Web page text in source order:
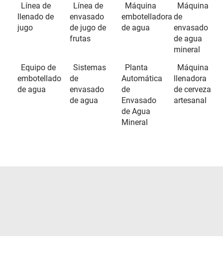
Línea de
llenado de
jugo
Línea de
envasado
de jugo de
frutas
Máquina
embotelladora
de agua
Máquina
de
envasado
de agua
mineral
Equipo de
embotellado
de agua
Sistemas
de
envasado
de agua
Planta
Automática
de
Envasado
de Agua
Mineral
Máquina
llenadora
de cerveza
artesanal